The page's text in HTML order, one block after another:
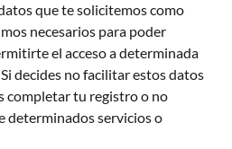
que te solicitemos como
necesarios para poder
el acceso a determinada
decides no facilitar estos datos
completar tu registro o no
determinados servicios o